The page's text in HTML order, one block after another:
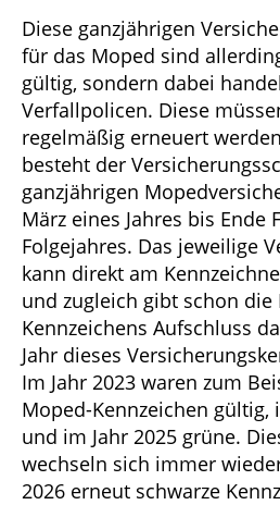
Diese ganzjährigen
für das Moped sind
gültig, sondern dabei
Verfallpolicen. Diese
regelmäßig erneuert
besteht der
ganzjährigen
März eines Jahres bis Ende
Folgejahres. Das jeweilige
kann direkt am
und zugleich gibt schon die
Kennzeichens Aufschluss
Jahr dieses
Im Jahr 2023 waren zum
Moped-Kennzeichen gültig,
und im Jahr 2025 grüne.
wechseln sich immer
2026 erneut schwarze